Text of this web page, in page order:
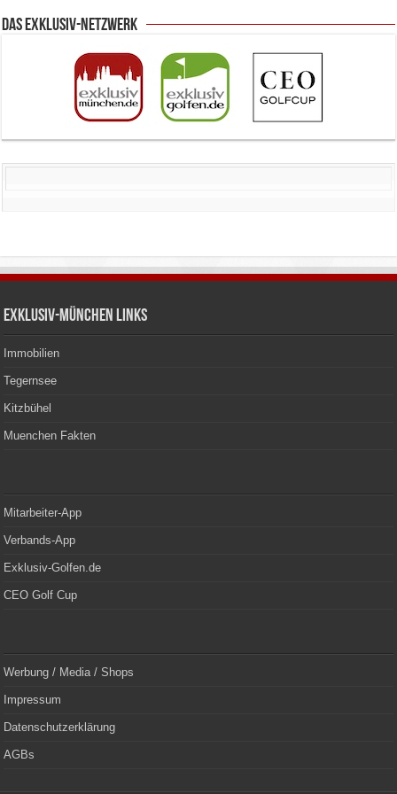
Das Exklusiv-Netzwerk
Exklusiv-München Links
Immobilien
Tegernsee
Kitzbühel
Muenchen Fakten
Mitarbeiter-App
Verbands-App
Exklusiv-Golfen.de
CEO Golf Cup
Werbung / Media / Shops
Impressum
Datenschutzerklärung
AGBs